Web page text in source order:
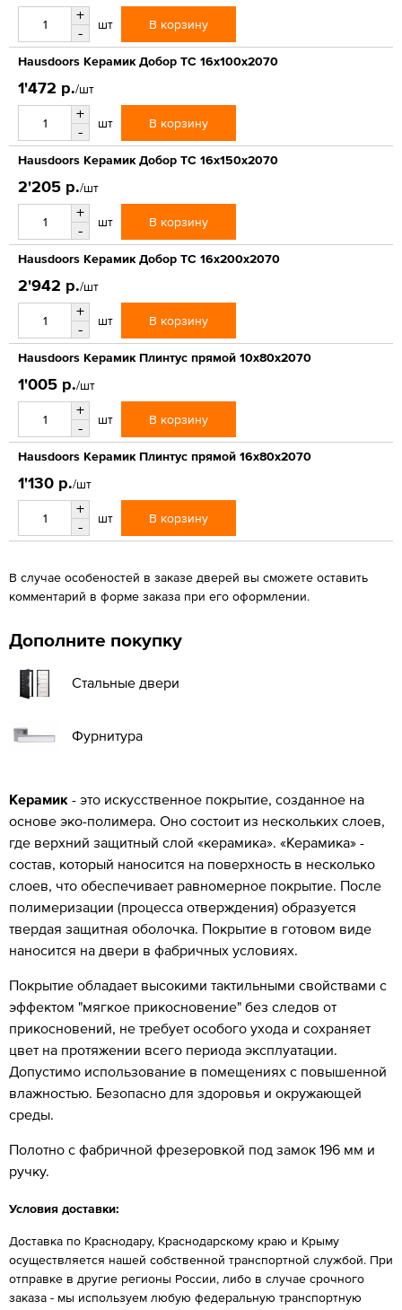
+
-
шт В корзину
Hausdoors Керамик Добор ТС 16x100x2070
1'472 р./шт
+
-
шт В корзину
Hausdoors Керамик Добор ТС 16x150x2070
2'205 р./шт
+
-
шт В корзину
Hausdoors Керамик Добор ТС 16x200x2070
2'942 р./шт
+
-
шт В корзину
Hausdoors Керамик Плинтус прямой 10x80x2070
1'005 р./шт
+
-
шт В корзину
Hausdoors Керамик Плинтус прямой 16x80x2070
1'130 р./шт
+
-
шт В корзину
В случае особеностей в заказе дверей вы сможете оставить
комментарий в форме заказа при его оформлении.
Дополните покупку
Стальные двери
Фурнитура
Керамик - это искусственное покрытие, созданное на
основе эко-полимера. Оно состоит из нескольких слоев,
где верхний защитный слой «керамика». «Керамика» -
состав, который наносится на поверхность в несколько
слоев, что обеспечивает равномерное покрытие. После
полимеризации (процесса отверждения) образуется
твердая защитная оболочка. Покрытие в готовом виде
наносится на двери в фабричных условиях.
Покрытие обладает высокими тактильными свойствами с
эффектом "мягкое прикосновение" без следов от
прикосновений, не требует особого ухода и сохраняет
цвет на протяжении всего периода эксплуатации.
Допустимо использование в помещениях с повышенной
влажностью. Безопасно для здоровья и окружающей
среды.
Полотно с фабричной фрезеровкой под замок 196 мм и
ручку.
Условия доставки:
Доставка по Краснодару, Краснодарскому краю и Крыму
осуществляется нашей собственной транспортной службой. При
отправке в другие регионы России, либо в случае срочного
заказа - мы используем любую федеральную транспортную